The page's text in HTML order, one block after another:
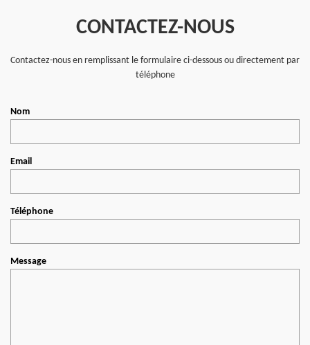
CONTACTEZ-NOUS
Contactez-nous en remplissant le formulaire ci-dessous ou directement par
téléphone
Nom
Email
Téléphone
Message